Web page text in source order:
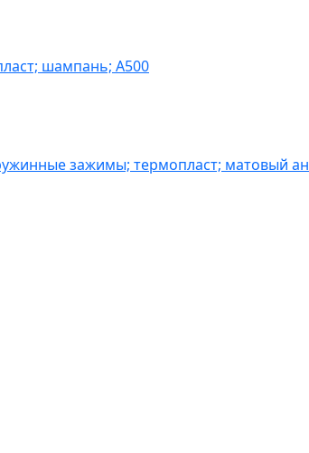
шампань; A500
зажимы; термопласт; матовый ан